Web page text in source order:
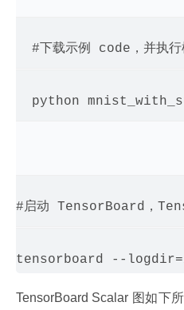
#下载示例 code，并执行
python
#启动 TensorBoard，
TensorBoard Scalar 图如下